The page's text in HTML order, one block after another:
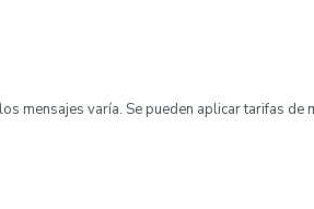
mensajes varía. Se pueden aplicar tarifas de